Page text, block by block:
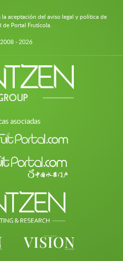
aceptación del aviso legal y política de
de Portal Frutícola.
- 2026
asociadas